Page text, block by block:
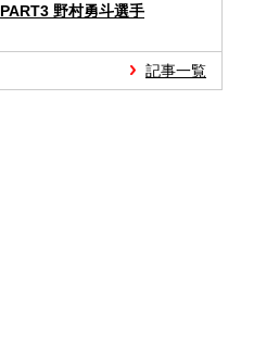
PART3 野村勇斗選手
記事一覧